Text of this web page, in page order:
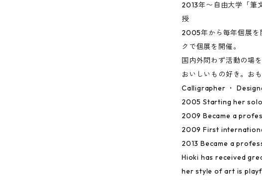
2013年〜自由大学「筆
授
2005年から毎年個展
クで個展を開催。
国内外問わず活動の場
おいしいもの好き。お
Calligrapher ・
2005 Starting her
2009 Became a
2009 First
2013 Became a
Hioki has received
her style of art is